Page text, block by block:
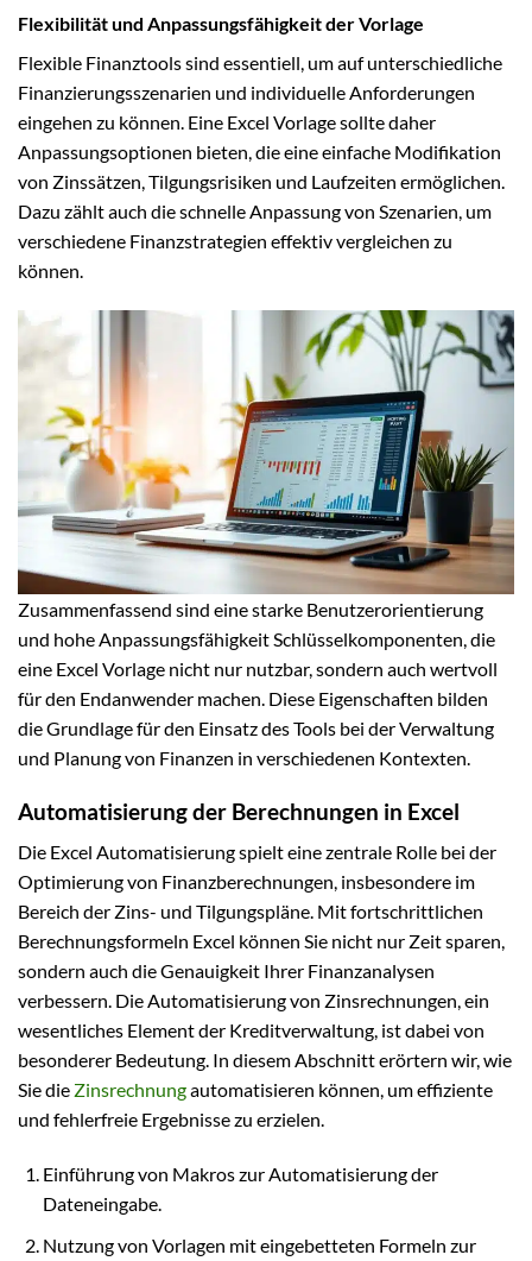
Flexibilität und Anpassungsfähigkeit der Vorlage
Flexible Finanztools sind essentiell, um auf unterschiedliche
Finanzierungsszenarien und individuelle Anforderungen
eingehen zu können. Eine Excel Vorlage sollte daher
Anpassungsoptionen bieten, die eine einfache Modifikation
von Zinssätzen, Tilgungsrisiken und Laufzeiten ermöglichen.
Dazu zählt auch die schnelle Anpassung von Szenarien, um
verschiedene Finanzstrategien effektiv vergleichen zu
können.
Zusammenfassend sind eine starke Benutzerorientierung
und hohe Anpassungsfähigkeit Schlüsselkomponenten, die
eine Excel Vorlage nicht nur nutzbar, sondern auch wertvoll
für den Endanwender machen. Diese Eigenschaften bilden
die Grundlage für den Einsatz des Tools bei der Verwaltung
und Planung von Finanzen in verschiedenen Kontexten.
Automatisierung der Berechnungen in Excel
Die Excel Automatisierung spielt eine zentrale Rolle bei der
Optimierung von Finanzberechnungen, insbesondere im
Bereich der Zins- und Tilgungspläne. Mit fortschrittlichen
Berechnungsformeln Excel können Sie nicht nur Zeit sparen,
sondern auch die Genauigkeit Ihrer Finanzanalysen
verbessern. Die Automatisierung von Zinsrechnungen, ein
wesentliches Element der Kreditverwaltung, ist dabei von
besonderer Bedeutung. In diesem Abschnitt erörtern wir, wie
Sie die Zinsrechnungautomatisieren können, um effiziente
und fehlerfreie Ergebnisse zu erzielen.
Einführung von Makros zur Automatisierung der
Dateneingabe.
Nutzung von Vorlagen mit eingebetteten Formeln zur